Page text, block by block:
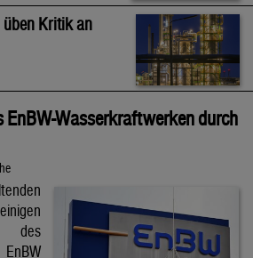
üben Kritik an
EnBW-Wasserkraftwerken durch
des